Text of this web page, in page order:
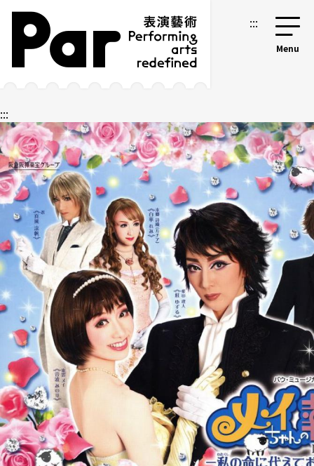
跳到主要内容区块
网站导览 :::
:::